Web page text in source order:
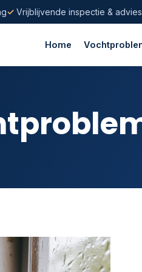
Vrijblijvende inspectie & advies
Home